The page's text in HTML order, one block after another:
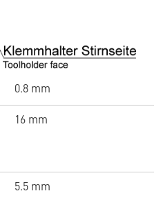
0.8 mm
16 mm
5.5 mm